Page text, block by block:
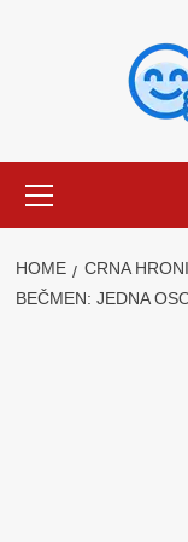
Menu
HOME CRNA
BEČMEN: JEDNA